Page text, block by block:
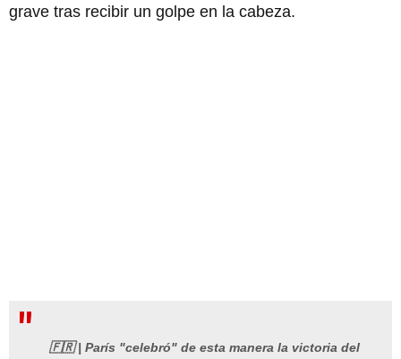
grave tras recibir un golpe en la cabeza.
🇫🇷 | París "celebró" de esta manera la victoria del